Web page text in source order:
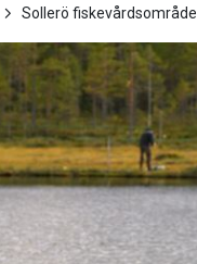
Sollerö fiskevårdsområde